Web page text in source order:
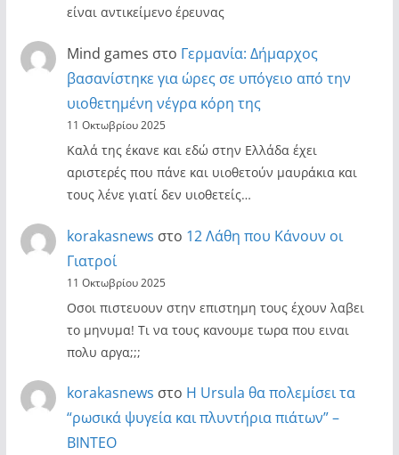
είναι αντικείμενο έρευνας
Mind games στο Γερμανία: Δήμαρχος
βασανίστηκε για ώρες σε υπόγειο από την
υιοθετημένη νέγρα κόρη της
11 Οκτωβρίου 2025
Καλά της έκανε και εδώ στην Ελλάδα έχει
αριστερές που πάνε και υιοθετούν μαυράκια και
τους λένε γιατί δεν υιοθετείς…
korakasnews στο 12 Λάθη που Κάνουν οι
Γιατροί
11 Οκτωβρίου 2025
Οσοι πιστευουν στην επιστημη τους έχουν λαβει
το μηνυμα! Τι να τους κανουμε τωρα που ειναι
πολυ αργα;;;
korakasnews στο Η Ursula θα πολεμίσει τα
“ρωσικά ψυγεία και πλυντήρια πιάτων” –
ΒΙΝΤΕΟ